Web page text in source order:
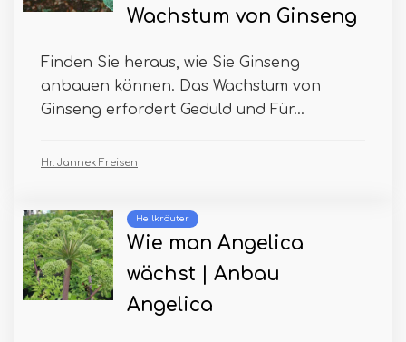
Wachstum von Ginseng
Finden Sie heraus, wie Sie Ginseng
anbauen können. Das Wachstum von
Ginseng erfordert Geduld und Für...
Hr. Jannek Freisen
Heilkräuter
Wie man Angelica
wächst | Anbau
Angelica